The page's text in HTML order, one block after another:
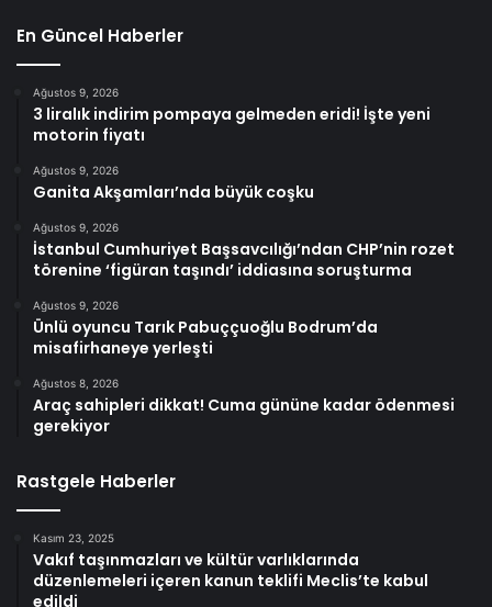
En Güncel Haberler
Ağustos 9, 2026
3 liralık indirim pompaya gelmeden eridi! İşte yeni
motorin fiyatı
Ağustos 9, 2026
Ganita Akşamları’nda büyük coşku
Ağustos 9, 2026
İstanbul Cumhuriyet Başsavcılığı’ndan CHP’nin rozet
törenine ‘figüran taşındı’ iddiasına soruşturma
Ağustos 9, 2026
Ünlü oyuncu Tarık Pabuççuoğlu Bodrum’da
misafirhaneye yerleşti
Ağustos 8, 2026
Araç sahipleri dikkat! Cuma gününe kadar ödenmesi
gerekiyor
Rastgele Haberler
Kasım 23, 2025
Vakıf taşınmazları ve kültür varlıklarında
düzenlemeleri içeren kanun teklifi Meclis’te kabul
edildi